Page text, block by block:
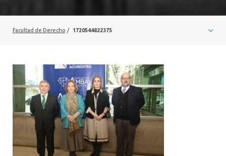
VINCULACIÓN CON EL MEDIO
INTERNACIONAL
Facultad de Derecho / 1720544822375